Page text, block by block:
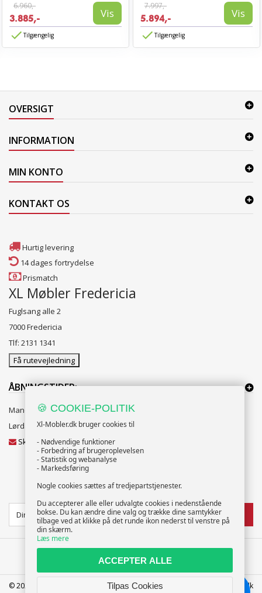
6.960,-
3.885,- Vis
Tilgængelig
7.997,-
5.894,- Vis
Tilgængelig
OVERSIGT
INFORMATION
© 2025 XL-Møbler ApS | CVR: 39586207 | FREDERICIA | info@xl-mobler.dk
MIN KONTO
KONTAKT OS
Hurtig levering
14 dages fortrydelse
Prismatch
XL Møbler Fredericia
Fuglsang alle 2
7000 Fredericia
Tlf: 2131 1341
Få rutevejledning
ÅBNINGSTIDER:
Mandag til Fredag 10:00 til 18:00
Lørdag og Søndag 10:00 til 16:00
Skriv til vores kundeservice
NYHEDSBREV
TILMELD
🍪 COOKIE-POLITIK
Xl-Mobler.dk bruger cookies til
- Nødvendige funktioner
- Forbedring af brugeroplevelsen
- Statistik og webanalyse
- Markedsføring
Nogle cookies sættes af tredjepartstjenester.
Du accepterer alle eller udvalgte cookies i nedenstående
bokse. Du kan ændre dine valg og trække dine samtykker
tilbage ved at klikke på det runde ikon nederst til venstre på
din skærm.
Læs mere
ACCEPTER ALLE
Tilpas Cookies